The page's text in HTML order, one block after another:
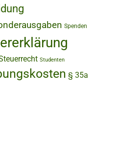
Spenden
Studenten
§ 35a